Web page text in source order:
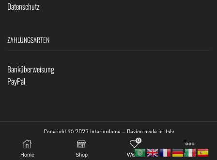
Datenschutz
ZAHLUNGSARTEN
Banküberweisung
PayPal
Copyright © 2023 Interiordome – Design made in Italy
Home Shop
0
Wishlist More